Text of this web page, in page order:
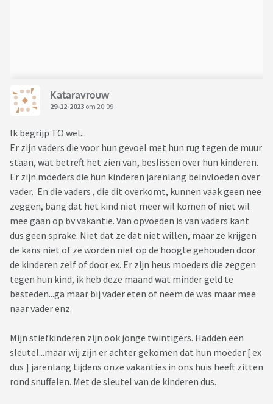
Kataravrouw
29-12-2023 om 20:09
Ik begrijp TO wel...
Er zijn vaders die voor hun gevoel met hun rug tegen de muur
staan, wat betreft het zien van, beslissen over hun kinderen.
Er zijn moeders die hun kinderen jarenlang beinvloeden over
vader. En die vaders , die dit overkomt, kunnen vaak geen nee
zeggen, bang dat het kind niet meer wil komen of niet wil
mee gaan op bv vakantie. Van opvoeden is van vaders kant
dus geen sprake. Niet dat ze dat niet willen, maar ze krijgen
de kans niet of ze worden niet op de hoogte gehouden door
de kinderen zelf of door ex. Er zijn heus moeders die zeggen
tegen hun kind, ik heb deze maand wat minder geld te
besteden...ga maar bij vader eten of neem de was maar mee
naar vader enz.
Mijn stiefkinderen zijn ook jonge twintigers. Hadden een
sleutel...maar wij zijn er achter gekomen dat hun moeder [ ex
dus ] jarenlang tijdens onze vakanties in ons huis heeft zitten
rond snuffelen. Met de sleutel van de kinderen dus.